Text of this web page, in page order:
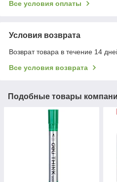
Все условия оплаты
Условия возврата
Возврат товара в течение 14
Все условия возврата
Подобные товары